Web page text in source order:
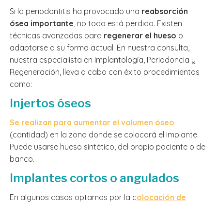
Si la periodontitis ha provocado una reabsorción
ósea importante, no todo está perdido. Existen
técnicas avanzadas para regenerar el hueso o
adaptarse a su forma actual. En nuestra consulta,
nuestra especialista en Implantología, Periodoncia y
Regeneración, lleva a cabo con éxito procedimientos
como:
Injertos óseos
Se realizan para aumentar el volumen óseo
(cantidad) en la zona donde se colocará el implante.
Puede usarse hueso sintético, del propio paciente o de
banco.
Implantes cortos o angulados
En algunos casos optamos por la colocación de